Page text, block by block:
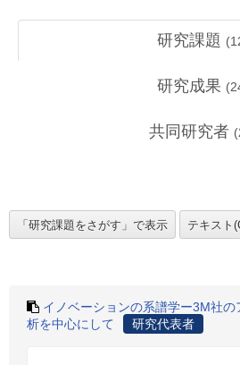
研究課題 (
研究成果 (
共同研究者 (
イノベーションの系譜学ー3M社
析を中心にして
研究代表者